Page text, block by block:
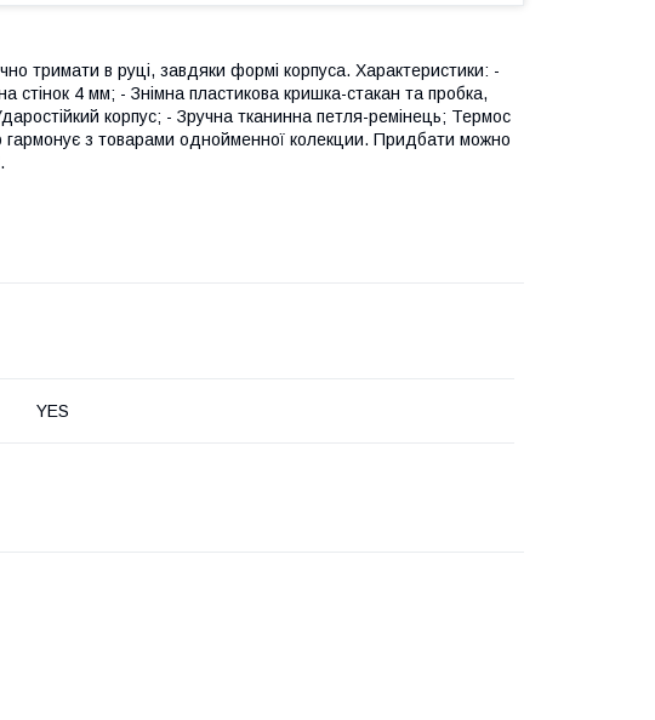
тримати в руці, завдяки формі корпуса. Характеристики: -
стінок 4 мм; - Знімна пластикова кришка-стакан та пробка,
корпус; - Зручна тканинна петля-ремінець; Термос
гармонує з товарами однойменної колекции. Придбати можно
YES